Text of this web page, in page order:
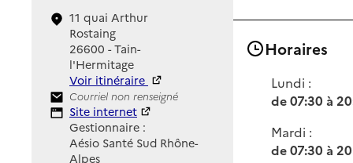
11 quai Arthur
Rostaing
26600 - Tain-
l'Hermitage
Voir itinéraire
Contact
Courriel non renseigné
Site Internet
Site internet
Gestionnaire :
Aésio Santé Sud Rhône-
Alpes
Horaires
Lundi :
de 07:30 à
Mardi :
de 07:30 à